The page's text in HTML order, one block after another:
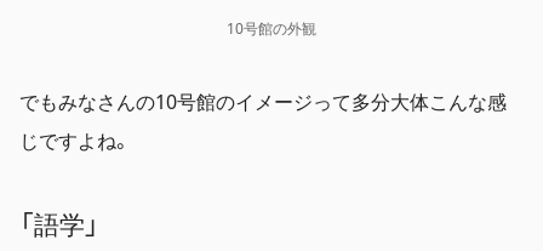
10号館の外観
でもみなさんの10号館のイメージって多分大体こんな感
じですよね。
「語学」